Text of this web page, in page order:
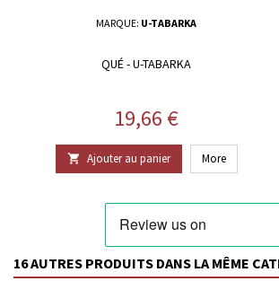
MARQUE: U-TABARKA
QUÉ - U-TABARKA
Prix
19,66 €
 Ajouter au panier More
16 AUTRES PRODUITS DANS LA MÊME